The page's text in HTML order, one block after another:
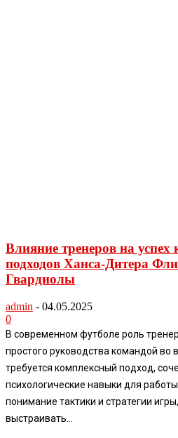
Влияние тренеров на
подходов Ханса-Дитера
Гвардиолы
admin - 04.05.2025
0
В современном футболе роль
простого руководства командой во
требуется комплексный подход,
психологические навыки для
понимание тактики и стратегии
выстраивать...